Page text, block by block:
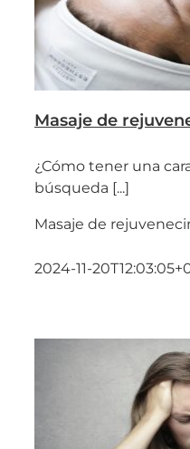
Masaje de
¿Cómo tener una
búsqueda [...]
Masaje de
2024-11-